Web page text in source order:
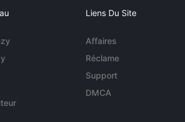
Liens Du Site
Affaires
Réclame
Support
DMCA